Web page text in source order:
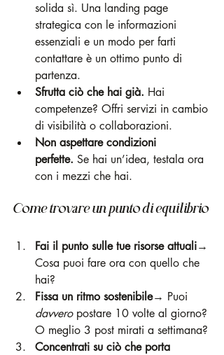
solida sì. Una landing page
strategica con le informazioni
essenziali e un modo per farti
contattare è un ottimo punto di
partenza.
Sfrutta ciò che hai già. Hai
competenze? Offri servizi in cambio
di visibilità o collaborazioni.
Non aspettare condizioni
perfette. Se hai un’idea, testala ora
con i mezzi che hai.
Come trovare un punto di equilibrio
Fai il punto sulle tue risorse attuali→
Cosa puoi fare ora con quello che
hai?
Fissa un ritmo sostenibile→ Puoi
davvero postare 10 volte al giorno?
O meglio 3 post mirati a settimana?
Concentrati su ciò che porta